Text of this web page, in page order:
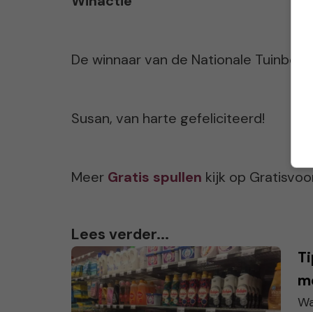
De winnaar van de Nationale Tuinbon
Susan, van harte gefeliciteerd!
Meer Gratis spullen kijk op
Lees verder...